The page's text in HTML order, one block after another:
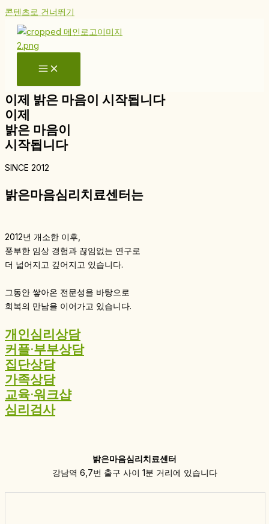
콘텐츠로 건너뛰기
이제 밝은 마음이 시작됩니다
이제
밝은 마음이
시작됩니다
SINCE 2012
밝은마음심리치료센터는
2012년 개소한 이후,
풍부한 임상 경험과 끊임없는 연구로
더 넓어지고 깊어지고 있습니다.
그동안 쌓아온 전문성을 바탕으로
회복의 만남을 이어가고 있습니다.
개인심리상담
커플·부부상담
집단상담
가족상담
교육·워크샵
심리검사
밝은마음심리치료센터
강남역 6,7번 출구 사이 1분 거리에 있습니다